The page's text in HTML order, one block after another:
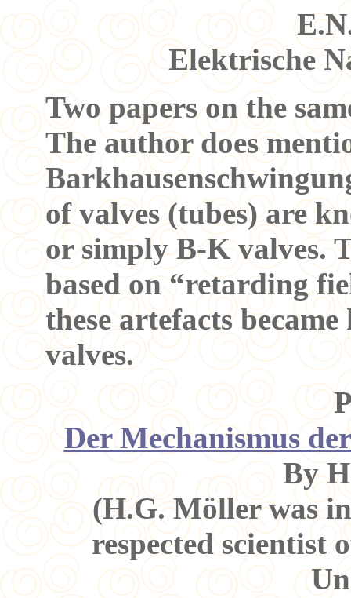
Elektrische
Two papers on the
The author does
of valves (tubes) are
or simply B-K valves.
based on “retarding
these artefacts
valves.
Der Mechanismus
By
(H.G. Möller was
respected scientist